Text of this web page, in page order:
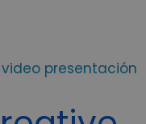
presentación